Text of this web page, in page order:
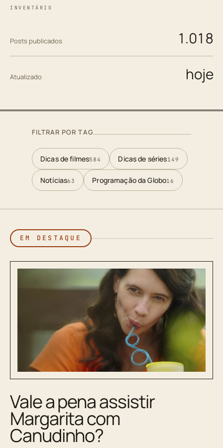
INVENTÁRIO
Posts publicados 1.018
Atualizado hoje
FILTRAR POR TAG
Dicas de filmes584 Dicas de séries149
Notícias63 Programação da Globo16
EM DESTAQUE
Vale a pena assistir
Margarita com
Canudinho?